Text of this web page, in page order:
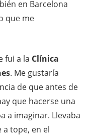
en Barcelona
que me
fui a la Clínica
. Me gustaría
de que antes de
que hacerse una
a imaginar. Llevaba
tope, en el